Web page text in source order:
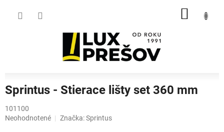
Sprintus - Stierace lišty set 360 mm
101100
Priemerné
Neohodnotené Značka:Sprintus